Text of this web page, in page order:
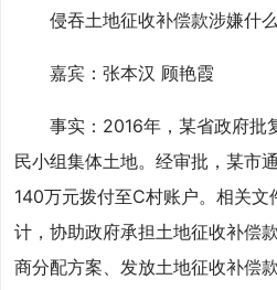
侵吞土地征收补偿款涉嫌什
嘉宾：张本汉 顾艳霞
事实：2016年，某省政府批
民小组集体土地。经审批，某市
140万元拨付至C村账户。相关
计，协助政府承担土地征收补偿
商分配方案、发放土地征收补偿